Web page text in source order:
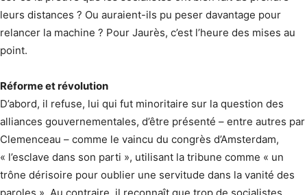
leurs distances ? Ou auraient-ils pu peser davantage pour
relancer la machine ? Pour Jaurès, c’est l’heure des mises au
point.
Réforme et révolution
D’abord, il refuse, lui qui fut minoritaire sur la question des
alliances gouvernementales, d’être présenté – entre autres par
Clemenceau – comme le vaincu du congrès d’Amsterdam,
« l’esclave dans son parti », utilisant la tribune comme « un
trône dérisoire pour oublier une servitude dans la vanité des